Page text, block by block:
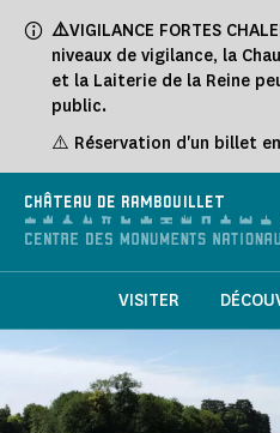
⚠️VIGILANCE FORTES
niveaux de vigilance, la
et la Laiterie de la Reine
public.
⚠️ Réservation d'un billet
CHÂTEAU DE RAMBOUILLET
VISITER